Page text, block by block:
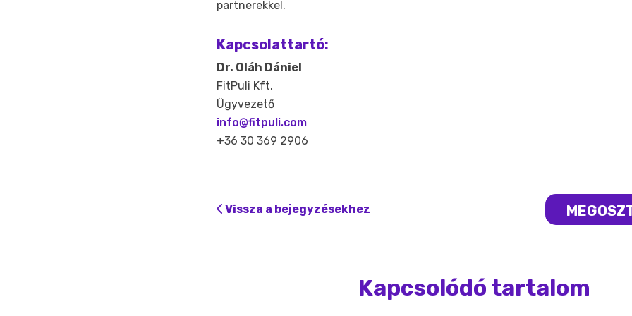
partnerekkel.
Kapcsolattartó:
Dr. Oláh Dániel
FitPuli Kft.
Ügyvezető
info@fitpuli.com
+36 30 369 2906
Vissza a bejegyzésekhez
Kapcsolódó tartalom